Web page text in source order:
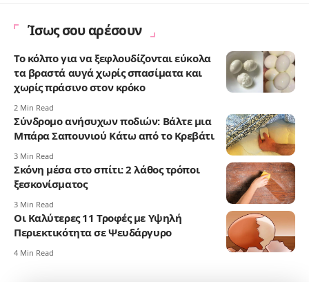
Ίσως σου αρέσουν
Το κόλπο για να ξεφλουδίζονται εύκολα
τα βραστά αυγά χωρίς σπασίματα και
χωρίς πράσινο στον κρόκο
2 Min Read
Σύνδρομο ανήσυχων ποδιών: Βάλτε μια
Μπάρα Σαπουνιού Κάτω από το Κρεβάτι
3 Min Read
Σκόνη μέσα στο σπίτι: 2 λάθος τρόποι
ξεσκονίσματος
3 Min Read
Οι Καλύτερες 11 Τροφές με Υψηλή
Περιεκτικότητα σε Ψευδάργυρο
4 Min Read